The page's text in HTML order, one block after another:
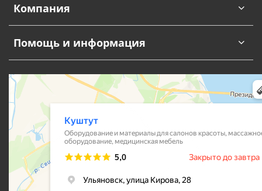
Компания
Помощь и информация